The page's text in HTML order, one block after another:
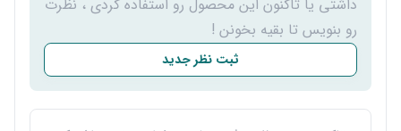
داشتی یا تاکنون این محصول رو استفاده کردی ، نظرت
رو بنویس تا بقیه بخونن !
ثبت نظر جدید